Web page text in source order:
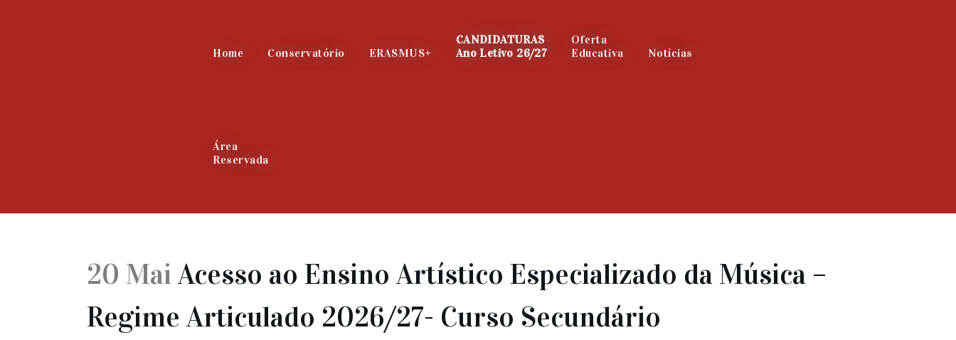
Home Conservatório ERASMUS+
CANDIDATURAS
Ano Letivo 26/27
Oferta
Educativa
Notícias
Área
Reservada
20 MaiAcesso ao Ensino Artístico Especializado da Música –
Regime Articulado 2026/27- Curso Secundário